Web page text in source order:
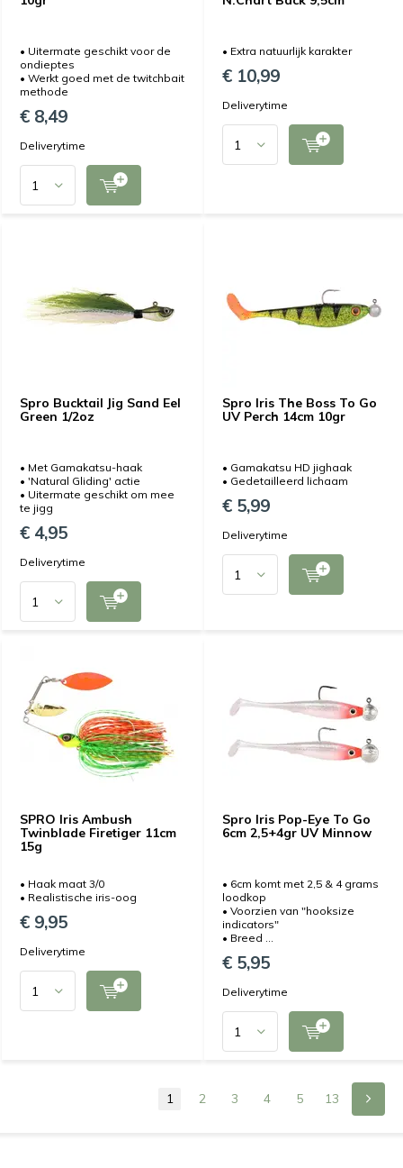
• Uitermate geschikt voor de
ondieptes
• Werkt goed met de twitchbait
methode
€ 8,49
Deliverytime
• Extra natuurlijk karakter
€ 10,99
Deliverytime
Spro Bucktail Jig Sand Eel
Green 1/2oz
• Met Gamakatsu-haak
• 'Natural Gliding' actie
• Uitermate geschikt om mee
te jigg
€ 4,95
Deliverytime
Spro Iris The Boss To Go
UV Perch 14cm 10gr
• Gamakatsu HD jighaak
• Gedetailleerd lichaam
€ 5,99
Deliverytime
SPRO Iris Ambush
Twinblade Firetiger 11cm
15g
• Haak maat 3/0
• Realistische iris-oog
€ 9,95
Deliverytime
Spro Iris Pop-Eye To Go
6cm 2,5+4gr UV Minnow
• 6cm komt met 2,5 & 4 grams
loodkop
• Voorzien van "hooksize
indicators"
• Breed ...
€ 5,95
Deliverytime
1 2 3 4 5 13